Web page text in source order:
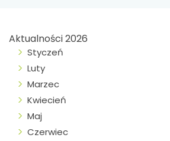
Aktualności 2026
Styczeń
Luty
Marzec
Kwiecień
Maj
Czerwiec